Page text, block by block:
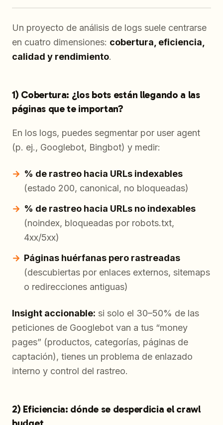
Un proyecto de análisis de logs suele centrarse
en cuatro dimensiones: cobertura, eficiencia,
calidad y rendimiento.
1) Cobertura: ¿los bots están llegando a las
páginas que te importan?
En los logs, puedes segmentar por user agent
(p. ej., Googlebot, Bingbot) y medir:
% de rastreo hacia URLs indexables
(estado 200, canonical, no bloqueadas)
% de rastreo hacia URLs no indexables
(noindex, bloqueadas por robots.txt,
4xx/5xx)
Páginas huérfanas pero rastreadas
(descubiertas por enlaces externos, sitemaps
o redirecciones antiguas)
Insight accionable: si solo el 30–50% de las
peticiones de Googlebot van a tus “money
pages” (productos, categorías, páginas de
captación), tienes un problema de enlazado
interno y control del rastreo.
2) Eficiencia: dónde se desperdicia el crawl